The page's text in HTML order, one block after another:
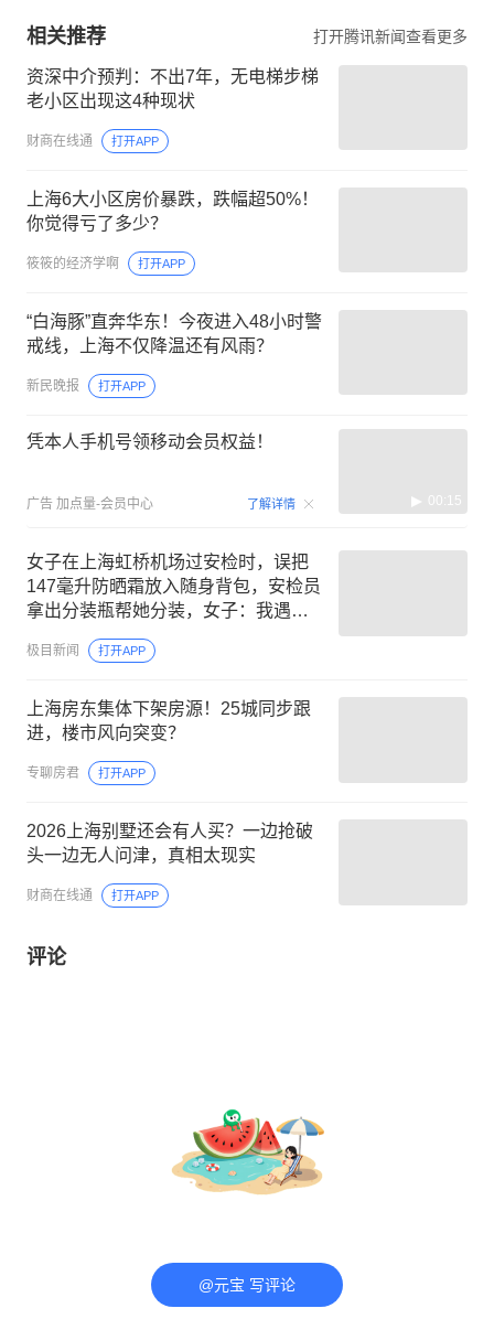
相关推荐 打开腾讯新闻查看更多
资深中介预判：不出7年，无电梯步梯
老小区出现这4种现状
财商在线通 打开APP
上海6大小区房价暴跌，跌幅超50%！
你觉得亏了多少？
筱筱的经济学啊 打开APP
“白海豚”直奔华东！今夜进入48小时警
戒线，上海不仅降温还有风雨？
新民晚报 打开APP
凭本人手机号领移动会员权益！
广告 加点量-会员中心 了解详情 00:15
女子在上海虹桥机场过安检时，误把
147毫升防晒霜放入随身背包，安检员
拿出分装瓶帮她分装，女子：我遇到
了“神仙”安检员，工号是HQ3137
极目新闻 打开APP
上海房东集体下架房源！25城同步跟
进，楼市风向突变？
专聊房君 打开APP
2026上海别墅还会有人买？一边抢破
头一边无人问津，真相太现实
财商在线通 打开APP
评论
@元宝 写评论